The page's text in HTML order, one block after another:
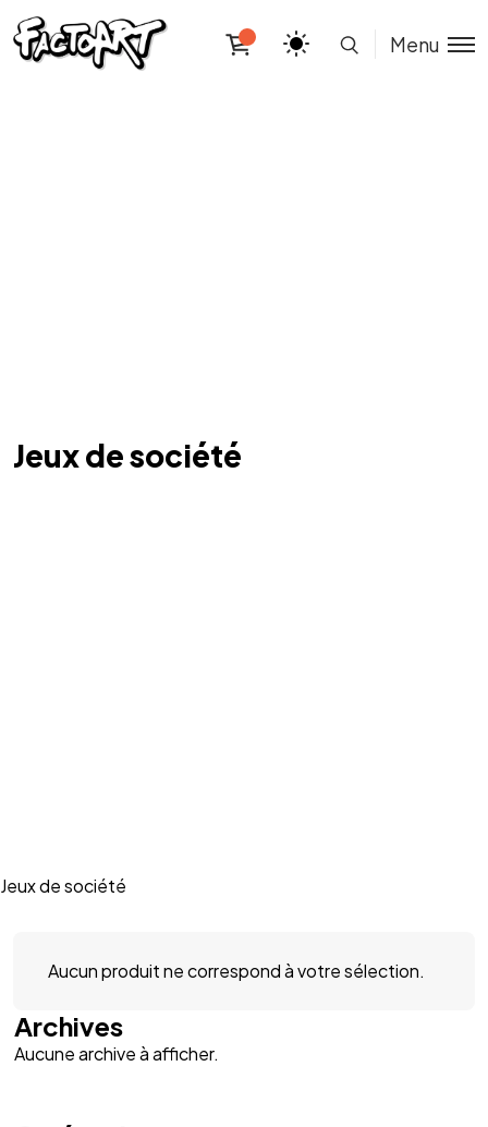
Menu
Jeux de société
Jeux de société
Aucun produit ne correspond à votre sélection.
Archives
Aucune archive à afficher.